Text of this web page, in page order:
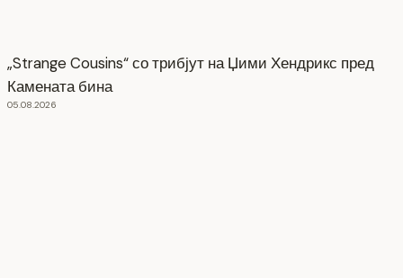
„Strange Cousins“ со трибјут на Џими Хендрикс пред
Камената бина
05.08.2026